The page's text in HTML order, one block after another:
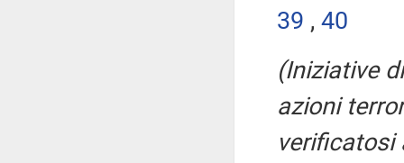
39 , 40
(Iniziative
azioni
verificatosi